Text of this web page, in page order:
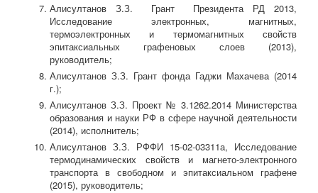
Алисултанов З.З. Грант Президента РД 2013,
Исследование электронных, магнитных,
термоэлектронных и термомагнитных свойств
эпитаксиальных графеновых слоев (2013),
руководитель;
Алисултанов З.З. Грант фонда Гаджи Махачева (2014
г.);
Алисултанов З.З. Проект № 3.1262.2014 Министерства
образования и науки РФ в сфере научной деятельности
(2014), исполнитель;
Алисултанов З.З. РФФИ 15-02-03311а, Исследование
термодинамических свойств и магнето-электронного
транспорта в свободном и эпитаксиальном графене
(2015), руководитель;